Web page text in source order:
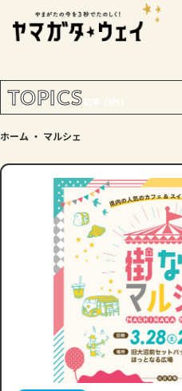
TOPICS 記事（6件）
ホーム ・ マルシェ